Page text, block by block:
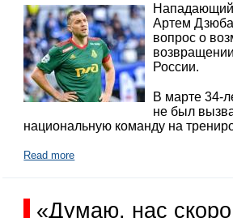
Артем Дзюба
вопрос о
России.
В марте 34-
не был
национальную команду на
Read more
«Думаю, нас скоро